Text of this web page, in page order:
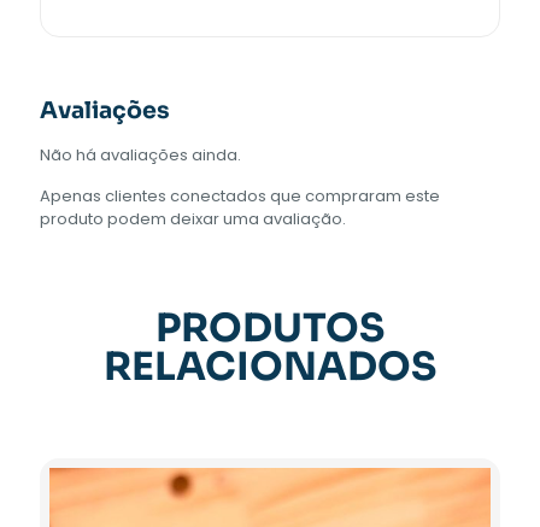
Avaliações
Não há avaliações ainda.
Apenas clientes conectados que compraram este
produto podem deixar uma avaliação.
PRODUTOS
RELACIONADOS